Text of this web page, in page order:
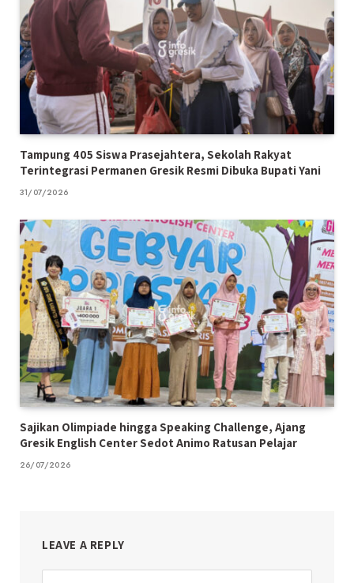
Tampung 405 Siswa Prasejahtera, Sekolah Rakyat
Terintegrasi Permanen Gresik Resmi Dibuka Bupati Yani
31/07/2026
Sajikan Olimpiade hingga Speaking Challenge, Ajang
Gresik English Center Sedot Animo Ratusan Pelajar
26/07/2026
LEAVE A REPLY